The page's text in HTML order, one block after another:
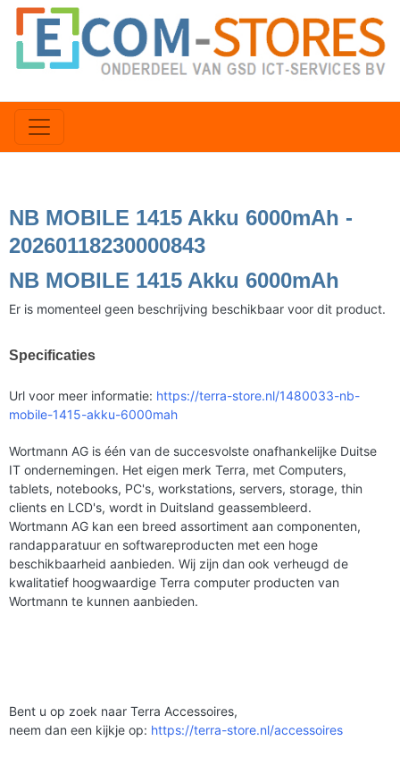
NB MOBILE 1415 Akku 6000mAh -
20260118230000843
NB MOBILE 1415 Akku 6000mAh
Er is momenteel geen beschrijving beschikbaar voor dit product.
Specificaties
Url voor meer informatie: https://terra-store.nl/1480033-nb-
mobile-1415-akku-6000mah
Wortmann AG is één van de succesvolste onafhankelijke Duitse
IT ondernemingen. Het eigen merk Terra, met Computers,
tablets, notebooks, PC's, workstations, servers, storage, thin
clients en LCD's, wordt in Duitsland geassembleerd.
Wortmann AG kan een breed assortiment aan componenten,
randapparatuur en softwareproducten met een hoge
beschikbaarheid aanbieden. Wij zijn dan ook verheugd de
kwalitatief hoogwaardige Terra computer producten van
Wortmann te kunnen aanbieden.
Bent u op zoek naar Terra Accessoires,
neem dan een kijkje op: https://terra-store.nl/accessoires